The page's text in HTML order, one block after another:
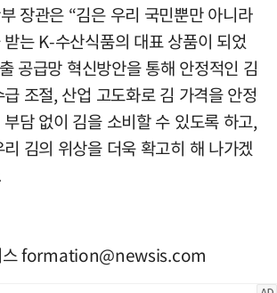
장관은 “김은 우리 국민뿐만 아니라
는 K-수산식품의 대표 상품이 되었
공급망 혁신방안을 통해 안정적인 김
조절, 산업 고도화로 김 가격을 안정
담 없이 김을 소비할 수 있도록 하고,
김의 위상을 더욱 확고히 해 나가겠
formation@newsis.com